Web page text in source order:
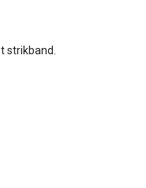
strikband.